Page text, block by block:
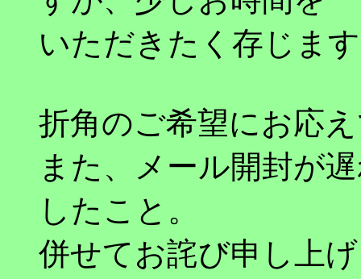
いただきたく存じま
折角のご希望にお応
また、メール開封が
したこと。
併せてお詫び申し上